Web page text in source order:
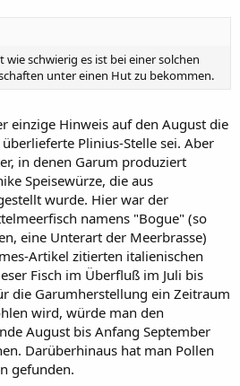
schwierig es ist bei einer solchen
unter einen Hut zu bekommen.
einzige Hinweis auf den August die
Plinius-Stelle sei. Aber
in denen Garum produziert
Speisewürze, die aus
wurde. Hier war der
namens "Bogue" (so
eine Unterart der Meerbrasse)
Artikel zitierten italienischen
Fisch im Überfluß im Juli bis
die Garumherstellung ein Zeitraum
wird, würde man den
August bis Anfang September
Darüberhinaus hat man Pollen
gefunden.